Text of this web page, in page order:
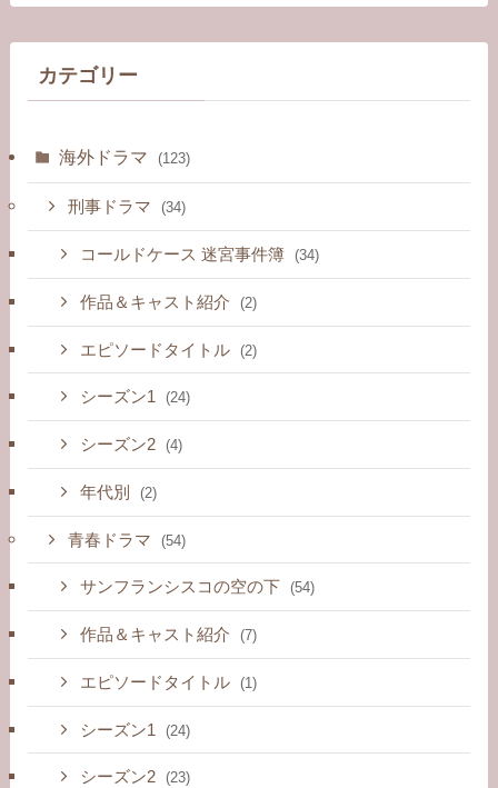
カテゴリー
海外ドラマ (123)
刑事ドラマ (34)
コールドケース 迷宮事件簿 (34)
作品＆キャスト紹介 (2)
エピソードタイトル (2)
シーズン1 (24)
シーズン2 (4)
年代別 (2)
青春ドラマ (54)
サンフランシスコの空の下 (54)
作品＆キャスト紹介 (7)
エピソードタイトル (1)
シーズン1 (24)
シーズン2 (23)